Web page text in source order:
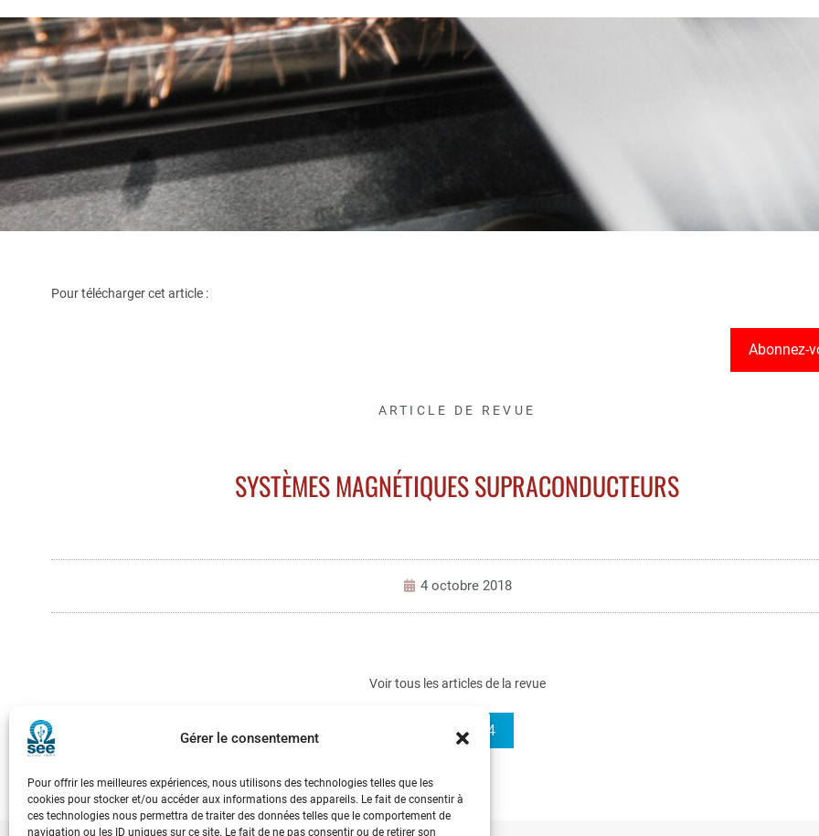
Gérer le consentement
Pour offrir les meilleures expériences, nous utilisons des technologies telles que les
cookies pour stocker et/ou accéder aux informations des appareils. Le fait de consentir à
ces technologies nous permettra de traiter des données telles que le comportement de
navigation ou les ID uniques sur ce site. Le fait de ne pas consentir ou de retirer son
Pour télécharger cet article :
Abonnez-
ARTICLE DE REVUE
SYSTÈMES MAGNÉTIQUES SUPRACONDUCTEURS
4 octobre 2018
Voir tous les articles de la revue
3EI 2018-94